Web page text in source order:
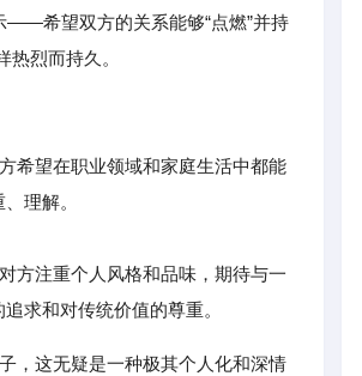
——希望双方的关系能够“点燃”并持
烈而持久。
希望在职业领域和家庭生活中都能
理解。
注重个人风格和品味，期待与一
求和对传统价值的尊重。
，这无疑是一种极其个人化和深情